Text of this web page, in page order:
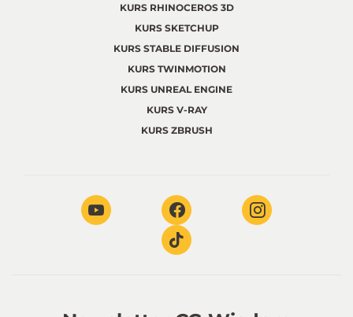
KURS RHINOCEROS 3D
KURS SKETCHUP
KURS STABLE DIFFUSION
KURS TWINMOTION
KURS UNREAL ENGINE
KURS V-RAY
KURS ZBRUSH